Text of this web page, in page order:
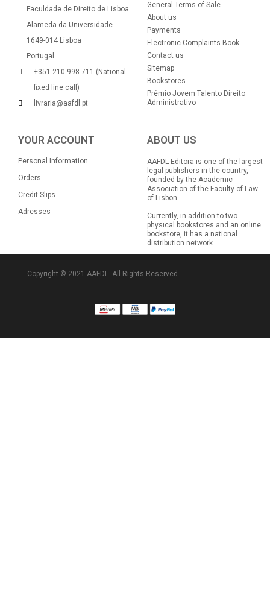
Faculdade de Direito de Lisboa
Alameda da Universidade
1649-014 Lisboa
Portugal
+351 210 998 711 (National
fixed line call)
livraria@aafdl.pt
General Terms of Sale
About us
Payments
Electronic Complaints Book
Contact us
Sitemap
Bookstores
Prémio Jovem Talento Direito
Administrativo
YOUR ACCOUNT
Personal Information
Orders
Credit Slips
Adresses
ABOUT US
AAFDL Editora is one of the largest
legal publishers in the country,
founded by the Academic
Association of the Faculty of Law
of Lisbon.
Currently, in addition to two
physical bookstores and an online
bookstore, it has a national
distribution network.
Copyright © 2021 AAFDL. All Rights Reserved